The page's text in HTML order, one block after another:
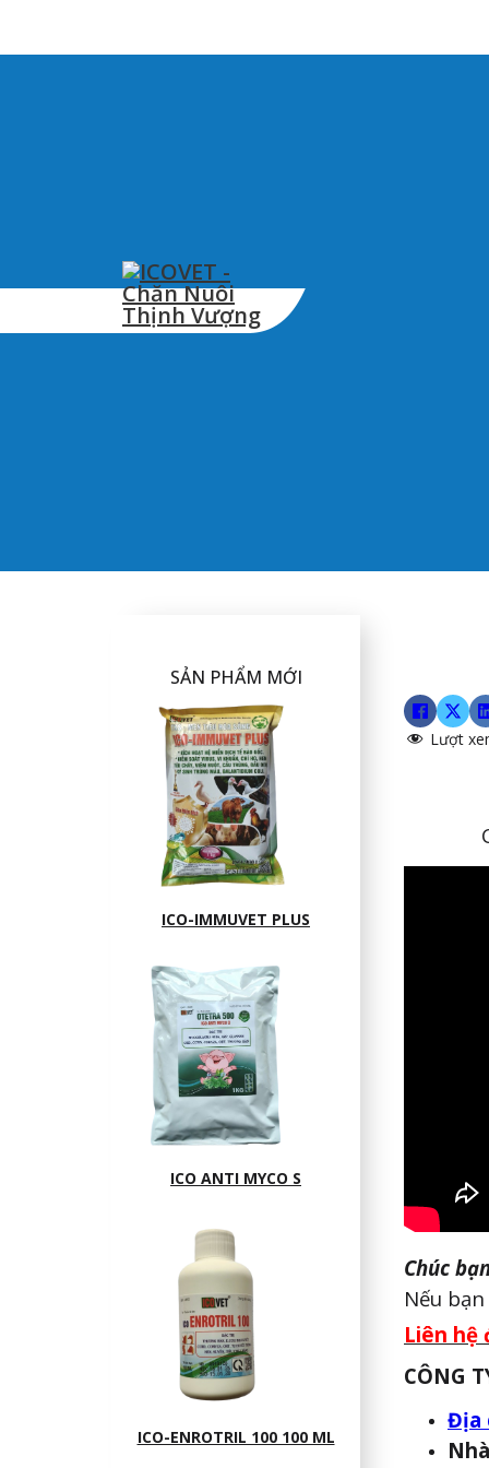
SẢN PHẨM MỚI
ICO-IMMUVET PLUS
ICO ANTI MYCO S
ICO-ENROTRIL 100 100 ML
Lượt
Chúc
Nếu
Liên hệ
CÔNG
Địa